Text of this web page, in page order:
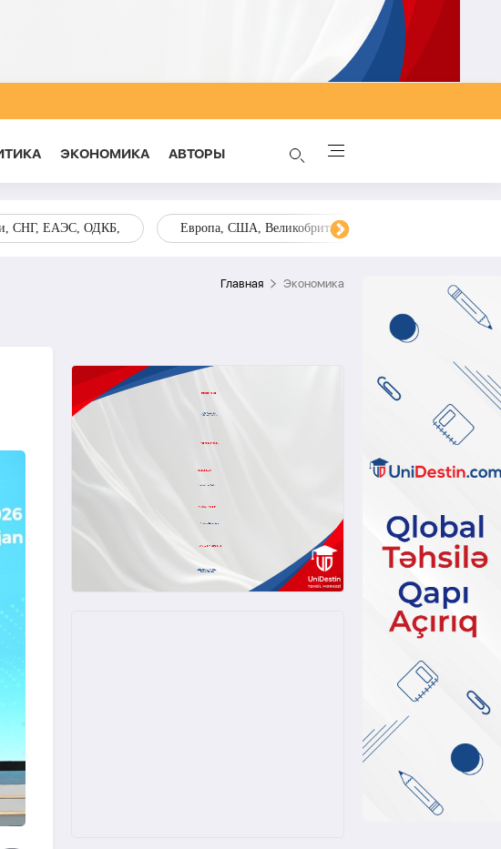
ЭКОНОМИКА AВТОРЫ
СНГ, ЕАЭС, ОДКБ, Европа, США, Великобритания, Украина, Запад,
Главная Экономика